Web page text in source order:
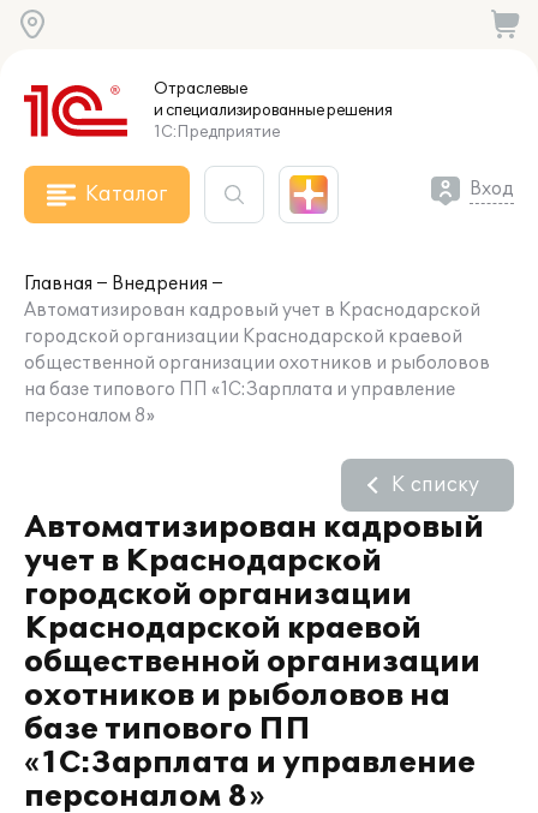
Отраслевые
и специализированныерешения
1С:Предприятие
Каталог Вход
Главная
Внедрения
Автоматизирован кадровый учет в Краснодарской
городской организации Краснодарской краевой
общественной организации охотников и рыболовов
на базе типового ПП «1С:Зарплата и управление
персоналом 8»
Автоматизирован кадровый
учет в Краснодарской
городской организации
Краснодарской краевой
общественной организации
охотников и рыболовов на
базе типового ПП
«1С:Зарплата и управление
персоналом 8»
К списку